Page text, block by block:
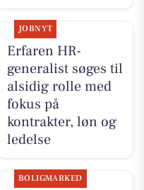
JOBNYT
Erfaren HR-
generalist søges til
alsidig rolle med
fokus på
kontrakter, løn og
ledelse
BOLIGMARKED